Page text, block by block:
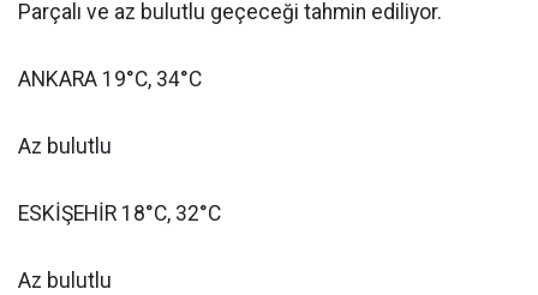
Parçalı ve az bulutlu geçeceği tahmin ediliyor.
ANKARA 19°C, 34°C
Az bulutlu
ESKİŞEHİR 18°C, 32°C
Az bulutlu